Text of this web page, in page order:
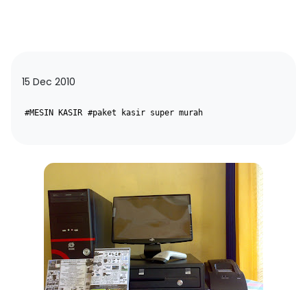
15 Dec 2010
#MESIN KASIR #paket kasir super murah